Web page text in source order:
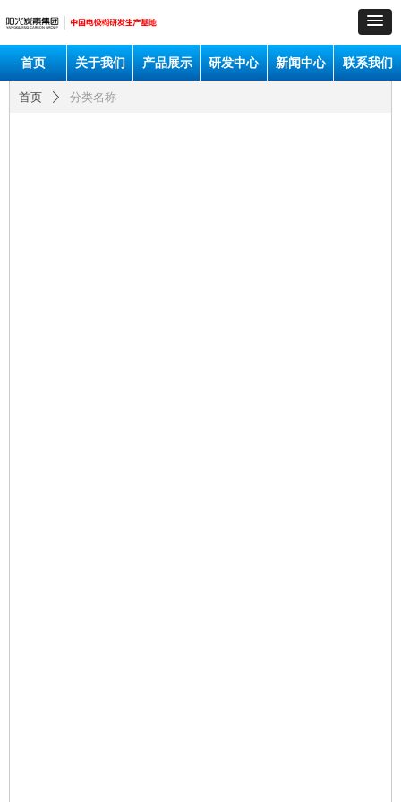
首页 关于我们 产品展示 研发中心 新闻中心 联系我们
首页 ꄲ 分类名称